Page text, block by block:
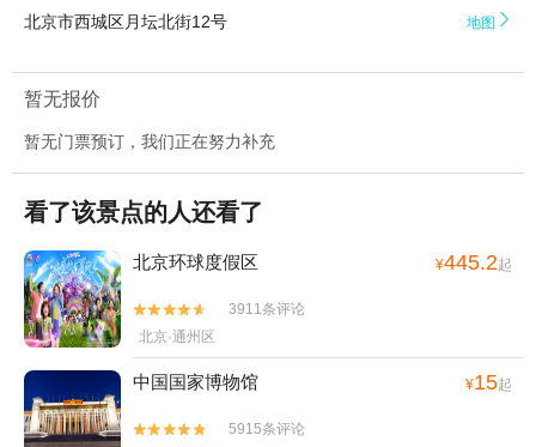
北京市西城区月坛北街12号 地图 
暂无报价
暂无门票预订，我们正在努力补充
看了该景点的人还看了
北京环球度假区 ¥445.2起


3911条评论
北京·通州区
中国国家博物馆 ¥15起


5915条评论